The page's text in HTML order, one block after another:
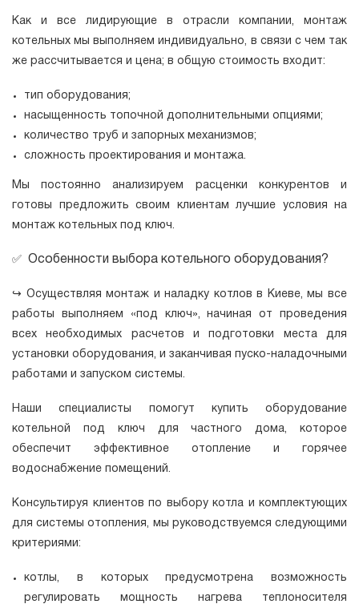
Как и все лидирующие в отрасли компании, монтаж
котельных мы выполняем индивидуально, в связи с чем так
же рассчитывается и цена; в общую стоимость входит:
тип оборудования;
насыщенность топочной дополнительными опциями;
количество труб и запорных механизмов;
сложность проектирования и монтажа.
Мы постоянно анализируем расценки конкурентов и
готовы предложить своим клиентам лучшие условия на
монтаж котельных под ключ.
✅ Особенности выбора котельного оборудования?
↪ Осуществляя монтаж и наладку котлов в Киеве, мы все
работы выполняем «под ключ», начиная от проведения
всех необходимых расчетов и подготовки места для
установки оборудования, и заканчивая пуско-наладочными
работами и запуском системы.
Наши специалисты помогут купить оборудование
котельной под ключ для частного дома, которое
обеспечит эффективное отопление и горячее
водоснабжение помещений.
Консультируя клиентов по выбору котла и комплектующих
для системы отопления, мы руководствуемся следующими
критериями:
котлы, в которых предусмотрена возможность
регулировать мощность нагрева теплоносителя